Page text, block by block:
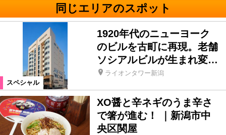
同じエリアのスポット
スペシャル
1920年代のニューヨーク
のビルを古町に再現。老舗
ソシアルビルが生まれ変…
ライオンタワー新潟
XO醤と辛ネギのうま辛さ
で箸が進む！ ｜新潟市中
央区関屋